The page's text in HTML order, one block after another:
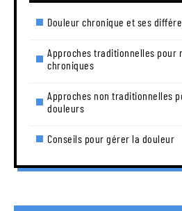
Douleur chronique et ses
Approches traditionnelles pour
chroniques
Approches non traditionnelles
douleurs
Conseils pour gérer la douleur